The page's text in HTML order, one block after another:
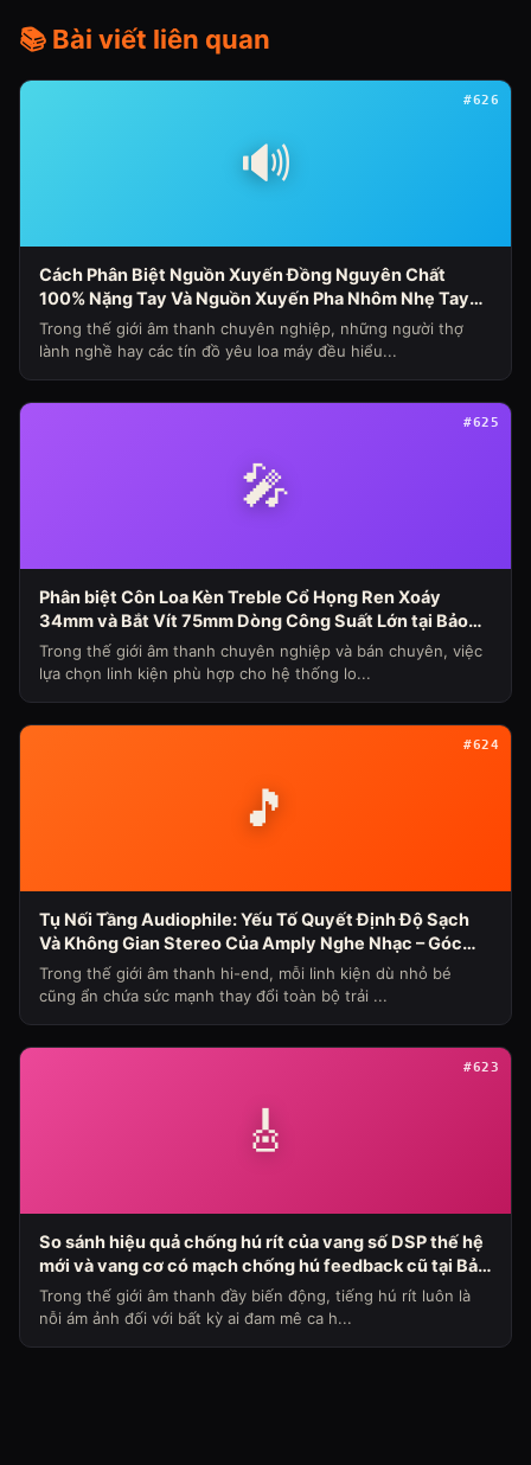
📚 Bài viết liên quan
🔊
#626
Cách Phân Biệt Nguồn Xuyến Đồng Nguyên Chất
100% Nặng Tay Và Nguồn Xuyến Pha Nhôm Nhẹ Tay
Nhanh Nóng Sụt Áp Cho Loa Máy (Chủ Đề Loa Máy
Ngày 341)
Trong thế giới âm thanh chuyên nghiệp, những người thợ
lành nghề hay các tín đồ yêu loa máy đều hiểu...
🎤
#625
Phân biệt Côn Loa Kèn Treble Cổ Họng Ren Xoáy
34mm và Bắt Vít 75mm Dòng Công Suất Lớn tại Bảo
Hùng Audio (Chủ đề loa máy ngày 339)
Trong thế giới âm thanh chuyên nghiệp và bán chuyên, việc
lựa chọn linh kiện phù hợp cho hệ thống lo...
🎵
#624
Tụ Nối Tầng Audiophile: Yếu Tố Quyết Định Độ Sạch
Và Không Gian Stereo Của Amply Nghe Nhạc – Góc
Nhìn Chuyên Gia Từ Bảo Hùng Audio
Trong thế giới âm thanh hi-end, mỗi linh kiện dù nhỏ bé
cũng ẩn chứa sức mạnh thay đổi toàn bộ trải ...
🎸
#623
So sánh hiệu quả chống hú rít của vang số DSP thế hệ
mới và vang cơ có mạch chống hú feedback cũ tại Bảo
Hùng Audio (Chủ đề loa máy ngày 336)
Trong thế giới âm thanh đầy biến động, tiếng hú rít luôn là
nỗi ám ảnh đối với bất kỳ ai đam mê ca h...